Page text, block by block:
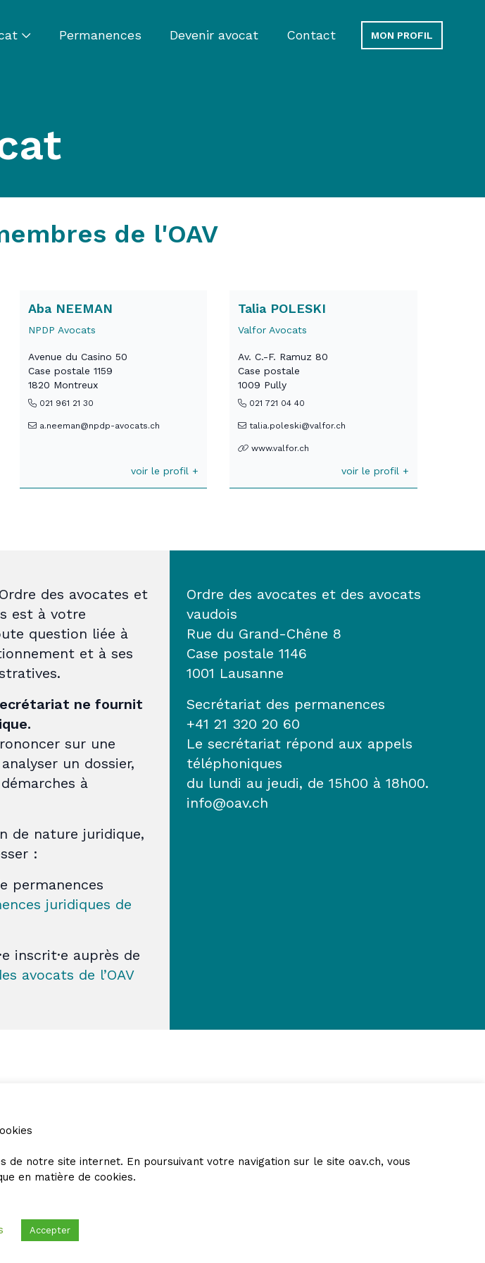
Permanences Devenir avocat Contact MON PROFIL
de l'OAV
Aba NEEMAN
NPDP Avocats
Avenue du Casino 50
Case postale 1159
1820 Montreux
021 961 21 30
a.neeman@npdp-avocats.ch
voir le profil +
Talia POLESKI
Valfor Avocats
Av. C.-F. Ramuz 80
Case postale
1009 Pully
021 721 04 40
talia.poleski@valfor.ch
www.valfor.ch
voir le profil +
des avocates et
est à votre
question liée à
et à ses
ne fournit
sur une
un dossier,
à
de nature juridique,
:
permanences
juridiques de
inscrit·e auprès de
avocats de l’OAV
Ordre des avocates et des avocats
vaudois
Rue du Grand-Chêne 8
Case postale 1146
1001 Lausanne
Secrétariat des permanences
+41 21 320 20 60
Le secrétariat répond aux appels
téléphoniques
du lundi au jeudi, de 15h00 à 18h00.
info@oav.ch
notre site internet. En poursuivant votre navigation sur le site oav.ch, vous
en matière de cookies.
Accepter